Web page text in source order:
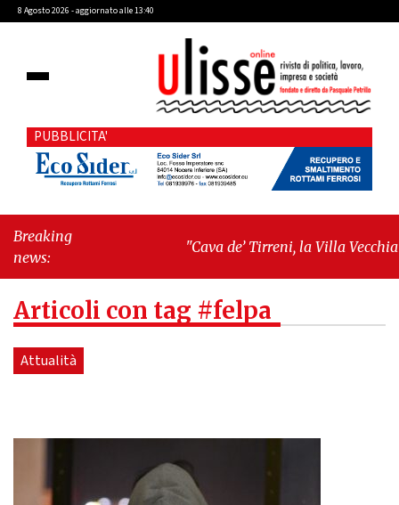
8 Agosto 2026 - aggiornato alle 13:40
PUBBLICITA'
Breaking
news:
"Cava de’ Tirreni, la Villa Vecchia
Fratellanza sull'ultima seduta
consiliare: “Serve chiarezza!”"
Articoli con tag #felpa
Attualità